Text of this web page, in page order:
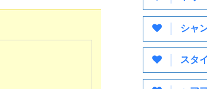
シャ
スタ